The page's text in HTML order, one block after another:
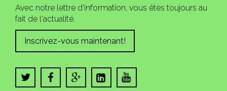
Avec notre lettre d'information, vous êtes toujours au
fait de l'actualité.
Inscrivez-vous maintenant!